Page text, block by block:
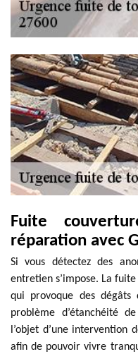
Fuite
réparation avec
Si vous détectez des
entretien s’impose. La
qui provoque des
problème d’étanchéité
l’objet d’une
afin de pouvoir vivre